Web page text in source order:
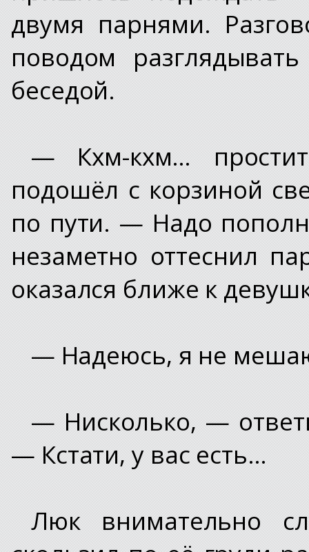
двумя парнями.
поводом
беседой.
— Кхм-кхм…
подошёл с корзиной
по пути. — Надо
незаметно оттеснил
оказался ближе к
— Надеюсь, я не
— Нисколько, —
— Кстати, у вас есть…
Люк внимательно